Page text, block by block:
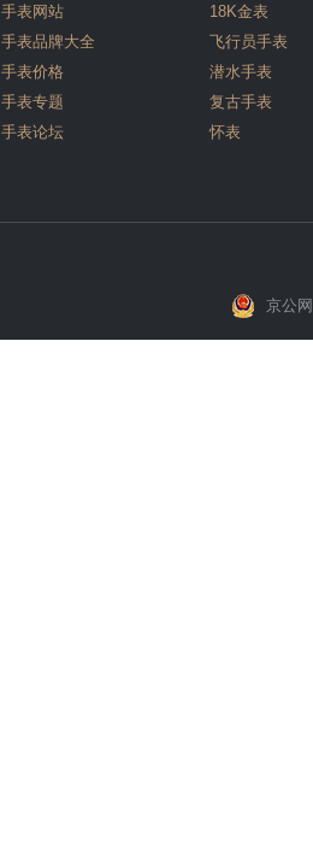
手表网站
手表品牌大全
手表价格
手表专题
手表论坛
18K金表
飞行员手表
潜水手表
复古手表
怀表
京公